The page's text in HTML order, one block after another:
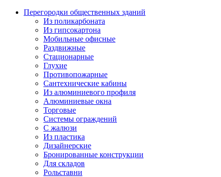
Перегородки общественных зданий
Из поликарбоната
Из гипсокартона
Мобильные офисные
Раздвижные
Стационарные
Глухие
Противопожарные
Сантехнические кабины
Из алюминиевого профиля
Алюминиевые окна
Торговые
Системы ограждений
С жалюзи
Из пластика
Дизайнерские
Бронированные конструкции
Для складов
Рольставни